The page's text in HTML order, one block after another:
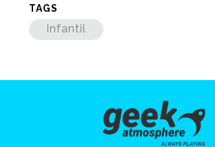
TAGS
Infantil